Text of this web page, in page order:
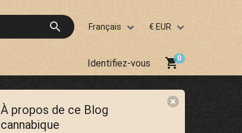
search Français € EUR
Identifiez-vous shopping_cart
À propos de ce Blog
cannabique